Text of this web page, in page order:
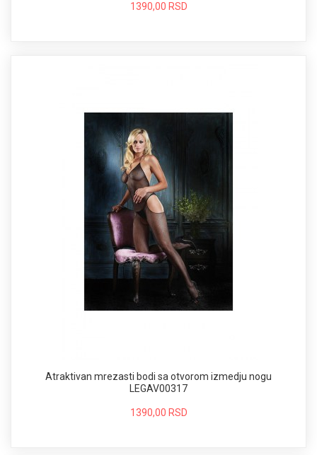
1390,00 RSD
Atraktivan mrezasti bodi sa otvorom izmedju nogu
LEGAV00317
1390,00 RSD